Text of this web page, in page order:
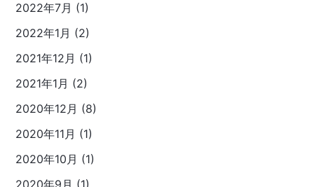
2022年7月 (1)
2022年1月 (2)
2021年12月 (1)
2021年1月 (2)
2020年12月 (8)
2020年11月 (1)
2020年10月 (1)
2020年9月 (1)